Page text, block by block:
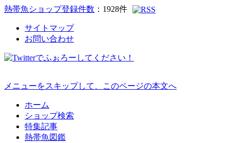
熱帯魚ショップ登録件数 ： 1928件
サイトマップ
お問い合わせ
メニューをスキップして、このページの本文へ
ホーム
ショップ検索
特集記事
熱帯魚図鑑